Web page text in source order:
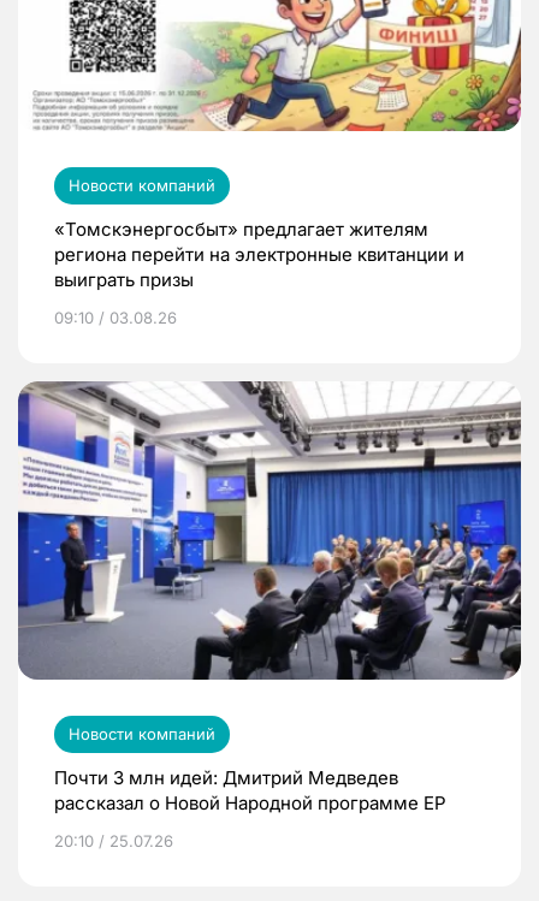
Новости компаний
«Томскэнергосбыт» предлагает жителям
региона перейти на электронные квитанции и
выиграть призы
09:10 / 03.08.26
Новости компаний
Почти 3 млн идей: Дмитрий Медведев
рассказал о Новой Народной программе ЕР
20:10 / 25.07.26